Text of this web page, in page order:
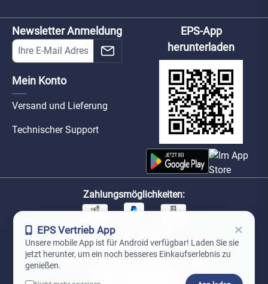
Newsletter Anmeldung
Mein Konto
Versand und Lieferung
Technischer Support
EPS-App
herunterladen
Zahlungsmöglichkeiten:
Unsere Versandpartner:
EPS Vertrieb App ×
Unsere mobile App ist für Android verfügbar! Laden Sie sie
jetzt herunter, um ein noch besseres Einkaufserlebnis zu
genießen.